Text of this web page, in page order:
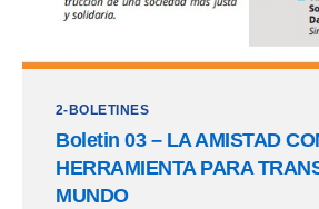
2-BOLETINES
Boletin 03 – LA AMISTAD
HERRAMIENTA PARA
MUNDO